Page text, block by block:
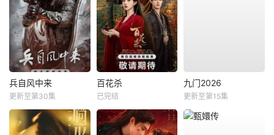
兵自风中来
更新至第30集
百花杀
已完结
九门2026
更新至第15集